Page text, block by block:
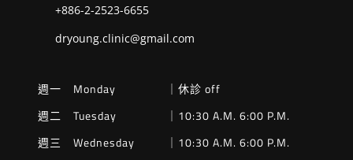
+886-2-2523-6655
dryoung.clinic@gmail.com
週一 Monday
｜休診 off
週二 Tuesday
｜10:30 A.M. 6:00 P.M.
週三 Wednesday
｜10:30 A.M. 6:00 P.M.